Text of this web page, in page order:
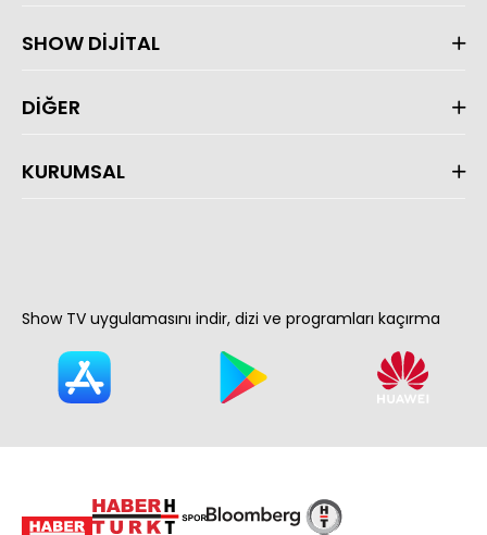
SHOW DİJİTAL
DİĞER
KURUMSAL
Show TV uygulamasını indir, dizi ve programları kaçırma